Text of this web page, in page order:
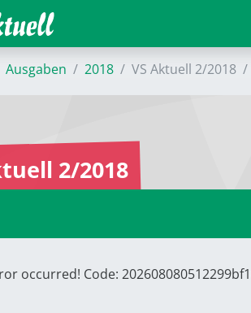
Ausgaben 2018 VS Aktuell 2/2018
2/2018
occurred! Code: